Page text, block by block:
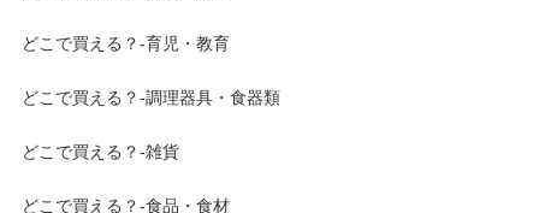
どこで買える？-育児・教育
どこで買える？-調理器具・食器類
どこで買える？-雑貨
どこで買える？-食品・食材